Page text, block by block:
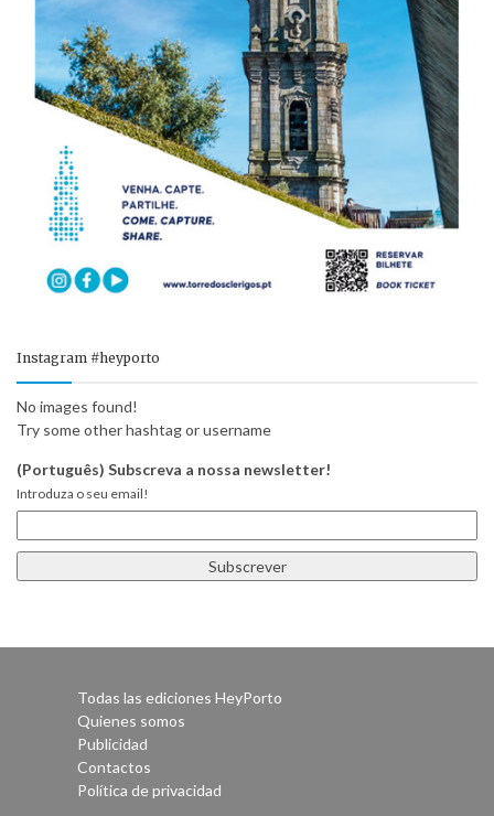
Instagram #heyporto
No images found!
Try some other hashtag or username
(Português) Subscreva a nossa newsletter!
Introduza o seu email!
Todas las ediciones HeyPorto
Quienes somos
Publicidad
Contactos
Política de privacidad